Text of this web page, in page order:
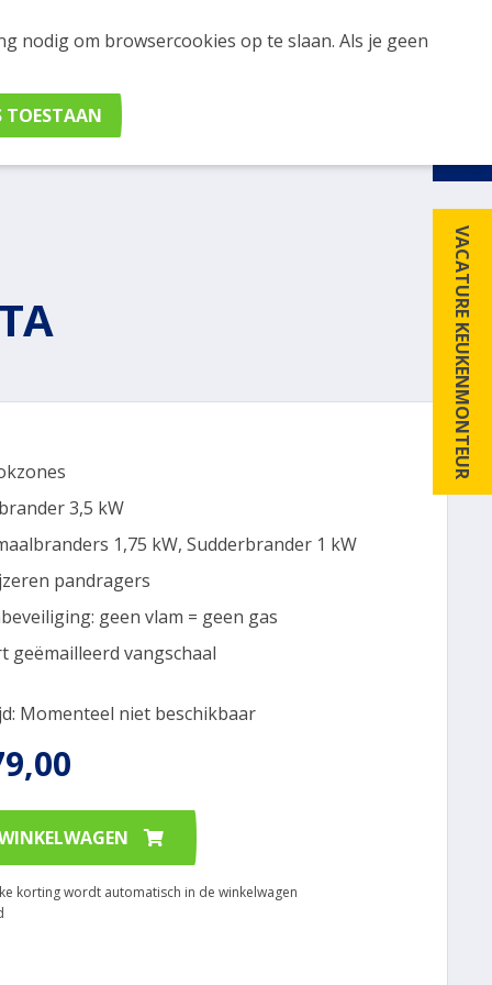
VACATURE KEUKENMONTEUR
apparaten en merken met elkaar. Klik hier voor
Momenteel niet beschikbaar
3,5 kW
1,75 kW, Sudderbrander 1 kW
pandragers
geen vlam = geen gas
geëmailleerd vangschaal
korting wordt automatisch in de winkelwagen
nodig om browsercookies op te slaan. Als je geen